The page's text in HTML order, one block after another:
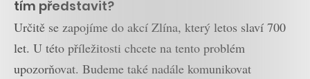
tím představit?
Určitě se zapojíme do akcí Zlína, který letos slaví 700
let. U této příležitosti chcete na tento problém
upozorňovat. Budeme také nadále komunikovat